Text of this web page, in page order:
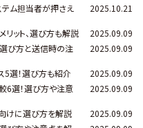
ム担当者が押さえ
2025.10.21
ット、選び方も解説
2025.09.09
び方と送信時の注
2025.09.09
5選！選び方も紹介
2025.09.09
6選！選び方や注意
2025.09.09
けに選び方を解説
2025.09.09